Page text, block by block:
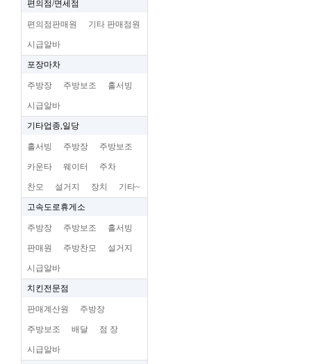
편의점/면세점
편의점판매원 기타 판매점원
시급알바
포장마차
주방장 주방보조 홀서빙
시급알바
기타업종,일당
홀서빙 주방장 주방보조
카운타 웨이터 주차
찬모 설거지 장치 기타~
고속도로휴게소
주방장 주방보조 홀서빙
판매원 주방찬모 설거지
시급알바
치킨전문점
판매계산원 주방장
주방보조 배달 점 장
시급알바